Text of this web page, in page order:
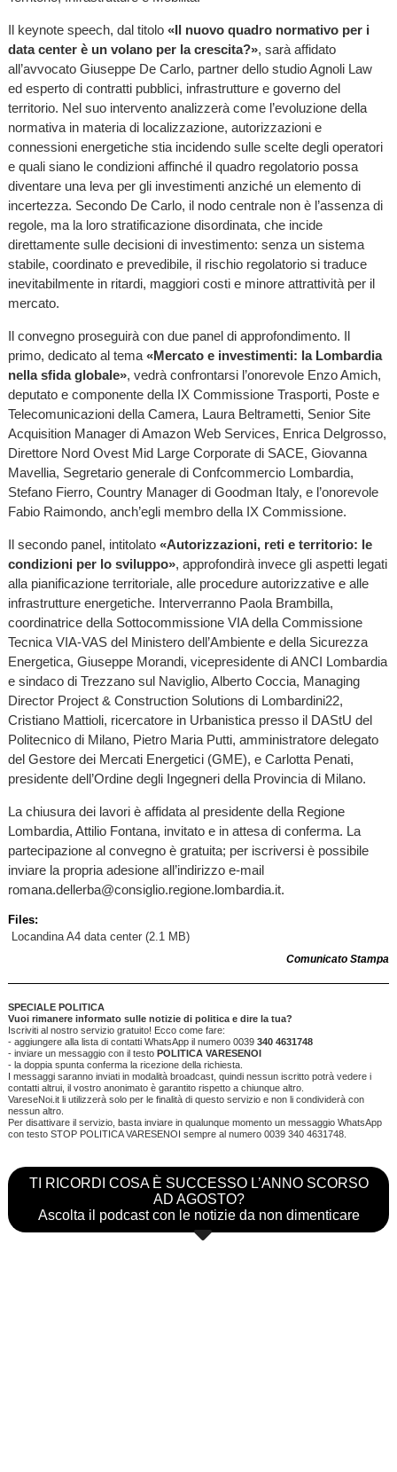
Il keynote speech, dal titolo «Il nuovo quadro normativo per i
data center è un volano per la crescita?», sarà affidato
all’avvocato Giuseppe De Carlo, partner dello studio Agnoli Law
ed esperto di contratti pubblici, infrastrutture e governo del
territorio. Nel suo intervento analizzerà come l’evoluzione della
normativa in materia di localizzazione, autorizzazioni e
connessioni energetiche stia incidendo sulle scelte degli operatori
e quali siano le condizioni affinché il quadro regolatorio possa
diventare una leva per gli investimenti anziché un elemento di
incertezza. Secondo De Carlo, il nodo centrale non è l’assenza di
regole, ma la loro stratificazione disordinata, che incide
direttamente sulle decisioni di investimento: senza un sistema
stabile, coordinato e prevedibile, il rischio regolatorio si traduce
inevitabilmente in ritardi, maggiori costi e minore attrattività per il
mercato.
Il convegno proseguirà con due panel di approfondimento. Il
primo, dedicato al tema «Mercato e investimenti: la Lombardia
nella sfida globale», vedrà confrontarsi l’onorevole Enzo Amich,
deputato e componente della IX Commissione Trasporti, Poste e
Telecomunicazioni della Camera, Laura Beltrametti, Senior Site
Acquisition Manager di Amazon Web Services, Enrica Delgrosso,
Direttore Nord Ovest Mid Large Corporate di SACE, Giovanna
Mavellia, Segretario generale di Confcommercio Lombardia,
Stefano Fierro, Country Manager di Goodman Italy, e l’onorevole
Fabio Raimondo, anch’egli membro della IX Commissione.
Il secondo panel, intitolato «Autorizzazioni, reti e territorio: le
condizioni per lo sviluppo», approfondirà invece gli aspetti legati
alla pianificazione territoriale, alle procedure autorizzative e alle
infrastrutture energetiche. Interverranno Paola Brambilla,
coordinatrice della Sottocommissione VIA della Commissione
Tecnica VIA-VAS del Ministero dell’Ambiente e della Sicurezza
Energetica, Giuseppe Morandi, vicepresidente di ANCI Lombardia
e sindaco di Trezzano sul Naviglio, Alberto Coccia, Managing
Director Project & Construction Solutions di Lombardini22,
Cristiano Mattioli, ricercatore in Urbanistica presso il DAStU del
Politecnico di Milano, Pietro Maria Putti, amministratore delegato
del Gestore dei Mercati Energetici (GME), e Carlotta Penati,
presidente dell’Ordine degli Ingegneri della Provincia di Milano.
La chiusura dei lavori è affidata al presidente della Regione
Lombardia, Attilio Fontana, invitato e in attesa di conferma. La
partecipazione al convegno è gratuita; per iscriversi è possibile
inviare la propria adesione all’indirizzo e-mail
romana.dellerba@consiglio.regione.lombardia.it.
Files:
Locandina A4 data center(2.1 MB)
Comunicato Stampa
SPECIALE POLITICA
Vuoi rimanere informato sulle notizie di politica e dire la tua?
Iscriviti al nostro servizio gratuito! Ecco come fare:
- aggiungere alla lista di contatti WhatsApp il numero 0039 340 4631748
- inviare un messaggio con il testo POLITICA VARESENOI
- la doppia spunta conferma la ricezione della richiesta.
I messaggi saranno inviati in modalità broadcast, quindi nessun iscritto potrà vedere i
contatti altrui, il vostro anonimato è garantito rispetto a chiunque altro.
VareseNoi.it li utilizzerà solo per le finalità di questo servizio e non li condividerà con
nessun altro.
Per disattivare il servizio, basta inviare in qualunque momento un messaggio WhatsApp
con testo STOP POLITICA VARESENOI sempre al numero 0039 340 4631748.
TI RICORDI COSA È SUCCESSO L’ANNO SCORSO
AD AGOSTO?
Ascolta il podcast con le notizie da non dimenticare